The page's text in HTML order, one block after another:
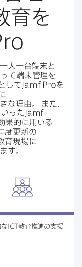
育を​
人​一台端末と​
て​端末管理を​
して Jamf Proを​
な​理由。
また、
った Jamf
果的に​用いる​
度更新の​
育現場に​
す。
な ICT教育推進の​支援